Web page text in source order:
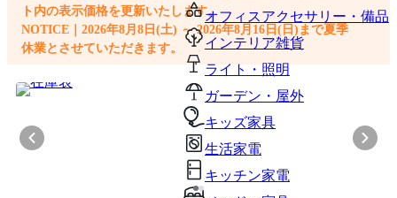
オフィスアクセサリー・備品
インテリア雑貨
ライト・照明
ガーデン・屋外
キッズ家具
生活家電
キッチン家電
ト内の表示価格を更新いたします。
NOTICE｜2026年8月8日(土) ～ 2026年8月16日(日)まで夏季
休業とさせていただきます。